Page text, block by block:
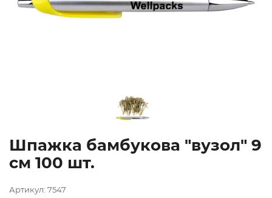
Шпажка бамбукова "вузол" 9
см 100 шт.
Артикул: 7547